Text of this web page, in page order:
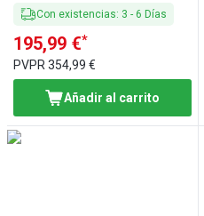
Con existencias: 3 - 6 Días
195,99 €*
PVPR 354,99 €
Añadir al carrito